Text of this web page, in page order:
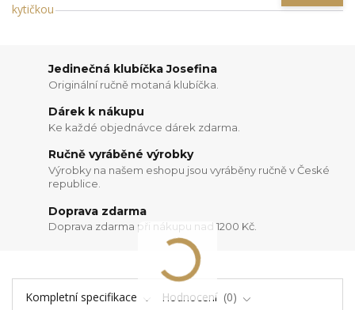
Jedinečná klubíčka Josefina
Originální ručně motaná klubíčka.
Dárek k nákupu
Ke každé objednávce dárek zdarma.
Ručně vyráběné výrobky
Výrobky na našem eshopu jsou vyráběny ručně v České
republice.
Doprava zdarma
Doprava zdarma při nákupu nad 1200 Kč.
Kompletní specifikace Hodnocení
0